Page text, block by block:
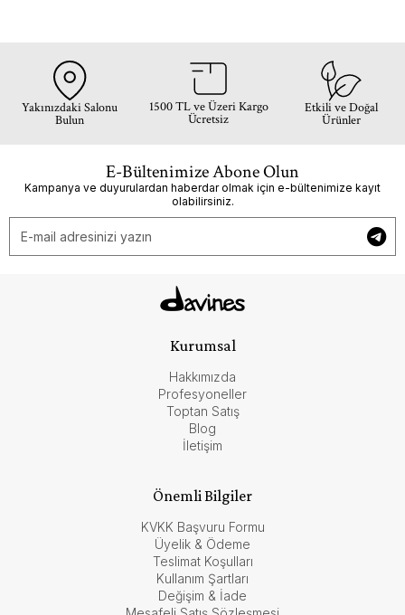
Yakınızdaki Salonu
Bulun
1500 TL ve Üzeri Kargo
Ücretsiz
Etkili ve Doğal
Ürünler
E-Bültenimize Abone Olun
Kampanya ve duyurulardan haberdar olmak için e-bültenimize kayıt
olabilirsiniz.
Kurumsal
Hakkımızda
Profesyoneller
Toptan Satış
Blog
İletişim
Önemli Bilgiler
KVKK Başvuru Formu
Üyelik & Ödeme
Teslimat Koşulları
Kullanım Şartları
Değişim & İade